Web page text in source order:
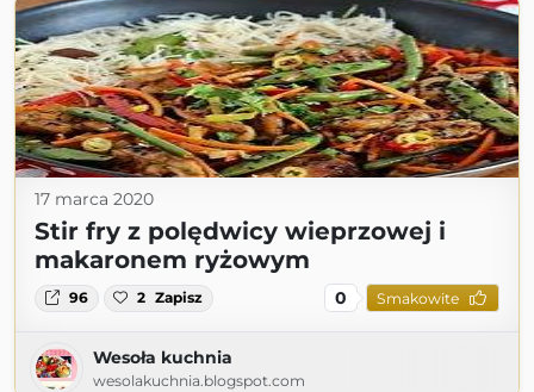
17 marca 2020
Stir fry z polędwicy wieprzowej i
makaronem ryżowym
96 2 Zapisz 0 Smakowite
Wesoła kuchnia
wesolakuchnia.blogspot.com